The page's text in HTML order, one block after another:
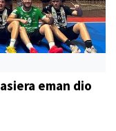
eman dio